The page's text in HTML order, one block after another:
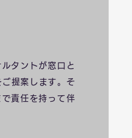
タントが窓口と
提案します。そ
責任を持って伴